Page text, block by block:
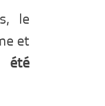
le
et
été